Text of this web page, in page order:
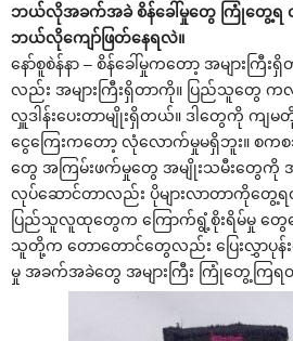
ဘယ်လိုအခက်အခဲ စိန်ခေါ်မှုတွေ ကြုံတွေ့ရ တ
ဘယ်လိုကျော်ဖြတ်နေရလဲ။
နော်စူစဲန်နာ – စိန်ခေါ်မှုကတော့ အများကြီ
လည်း အများကြီးရှိတာကို။ ပြည်သူတွေ က
လှူဒါန်းပေးတာမျိုးရှိတယ်။ ဒါတွေကို ကျမ
ငွေကြေးကတော့ လုံလောက်မှုမရှိဘူး။ စက
တွေ အကြမ်းဖက်မှုတွေ အမျိုးသမီးတွေကို
လုပ်ဆောင်တာလည်း ပိုများလာတာကိုတွေ့
ပြည်သူလူထုတွေက ကြောက်ရွံ့စိုးရိမ်မှု တွေအ
သူတို့က တောတောင်တွေလည်း ပြေးလွှာပုန်းရှ
မှု အခက်အခဲတွေ အများကြီး ကြုံတွေ့ကြရတ